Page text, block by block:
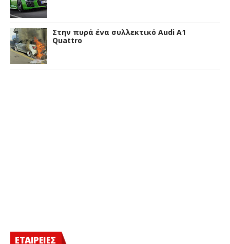
Στην πυρά ένα συλλεκτικό Audi A1
Quattro
ΕΤΑΙΡΕΙΕΣ